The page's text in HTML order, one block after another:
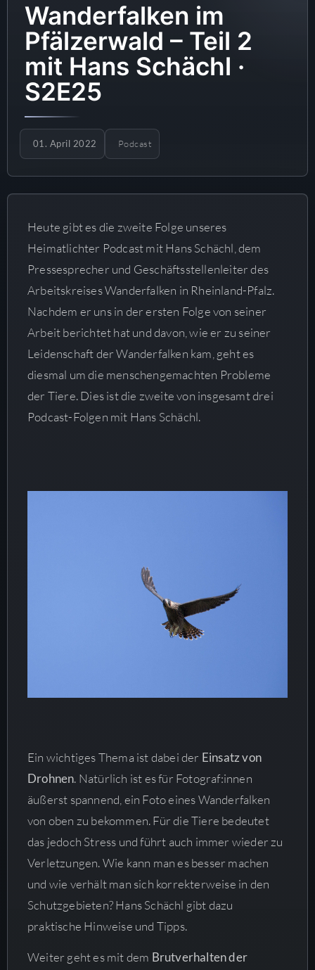
Wanderfalken im
Pfälzerwald – Teil 2
mit Hans Schächl ·
S2E25
01. April 2022 Podcast
Heute gibt es die zweite Folge unseres
Heimatlichter Podcast mit Hans Schächl, dem
Pressesprecher und Geschäftsstellenleiter des
Arbeitskreises Wanderfalken in Rheinland-Pfalz.
Nachdem er uns in der ersten Folge von seiner
Arbeit berichtet hat und davon, wie er zu seiner
Leidenschaft der Wanderfalken kam, geht es
diesmal um die menschengemachten Probleme
der Tiere. Dies ist die zweite von insgesamt drei
Podcast-Folgen mit Hans Schächl.
Ein wichtiges Thema ist dabei der Einsatz von
Drohnen. Natürlich ist es für Fotograf:innen
äußerst spannend, ein Foto eines Wanderfalken
von oben zu bekommen. Für die Tiere bedeutet
das jedoch Stress und führt auch immer wieder zu
Verletzungen. Wie kann man es besser machen
und wie verhält man sich korrekterweise in den
Schutzgebieten? Hans Schächl gibt dazu
praktische Hinweise und Tipps.
Weiter geht es mit dem Brutverhalten der